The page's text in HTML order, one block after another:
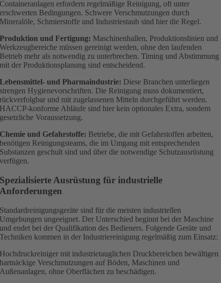
Containeranlagen erfordern regelmäßige Reinigung, oft unter
erschwerten Bedingungen. Schwere Verschmutzungen durch
Mineralöle, Schmierstoffe und Industriestaub sind hier die Regel.
Produktion und Fertigung: Maschinenhallen, Produktionslinien und
Werkzeugbereiche müssen gereinigt werden, ohne den laufenden
Betrieb mehr als notwendig zu unterbrechen. Timing und Abstimmung
mit der Produktionsplanung sind entscheidend.
Lebensmittel- und Pharmaindustrie: Diese Branchen unterliegen
strengen Hygienevorschriften. Die Reinigung muss dokumentiert,
rückverfolgbar und mit zugelassenen Mitteln durchgeführt werden.
HACCP-konforme Abläufe sind hier kein optionales Extra, sondern
gesetzliche Voraussetzung.
Chemie und Gefahrstoffe: Betriebe, die mit Gefahrstoffen arbeiten,
benötigen Reinigungsteams, die im Umgang mit entsprechenden
Substanzen geschult sind und über die notwendige Schutzausrüstung
verfügen.
Spezialisierte Ausrüstung für industrielle
Anforderungen
Standardreinigungsgeräte sind für die meisten industriellen
Umgebungen ungeeignet. Der Unterschied beginnt bei der Maschine
und endet bei der Qualifikation des Bedieners. Folgende Geräte und
Techniken kommen in der Industriereinigung regelmäßig zum Einsatz:
Hochdruckreiniger mit industrietauglichen Druckbereichen bewältigen
hartnäckige Verschmutzungen auf Böden, Maschinen und
Außenanlagen, ohne Oberflächen zu beschädigen.